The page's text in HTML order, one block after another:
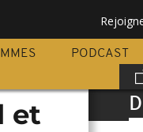
PODCAST
et